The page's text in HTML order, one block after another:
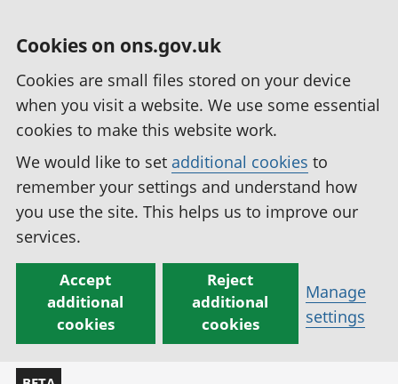
Cookies on ons.gov.uk
Cookies are small files stored on your device
when you visit a website. We use some essential
cookies to make this website work.
We would like to set additional cookies to
remember your settings and understand how
you use the site. This helps us to improve our
services.
Accept
additional
cookies
Reject
additional
cookies
Manage
settings